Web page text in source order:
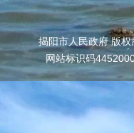
揭阳市人民政府 版
网站标识码